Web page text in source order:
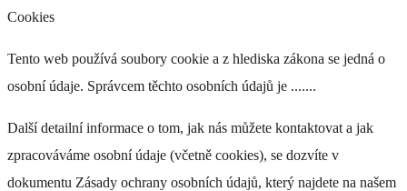
Cookies
Tento web používá soubory cookie a z hlediska zákona se jedná o
osobní údaje. Správcem těchto osobních údajů je .......
Další detailní informace o tom, jak nás můžete kontaktovat a jak
zpracováváme osobní údaje (včetně cookies), se dozvíte v
dokumentu Zásady ochrany osobních údajů, který najdete na našem